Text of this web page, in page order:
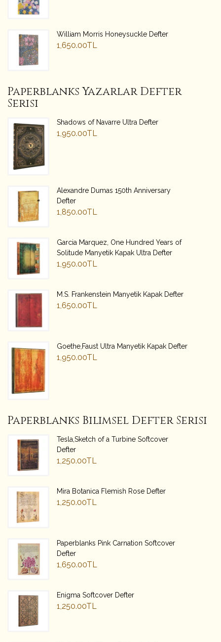
William Morris Honeysuckle Defter
1,650.00TL
Paperblanks Yazarlar Defter
Serisi
Shadows of Navarre Ultra Defter
1,950.00TL
Alexandre Dumas 150th Anniversary
Defter
1,850.00TL
Garcia Marquez, One Hundred Years of
Solitude Manyetik Kapak Ultra Defter
1,950.00TL
M.S. Frankenstein Manyetik Kapak Defter
1,650.00TL
Goethe,Faust Ultra Manyetik Kapak Defter
1,950.00TL
Paperblanks Bilimsel Defter Serisi
Tesla,Sketch of a Turbine Softcover
Defter
1,250.00TL
Mira Botanica Flemish Rose Defter
1,250.00TL
Paperblanks Pink Carnation Softcover
Defter
1,650.00TL
Enigma Softcover Defter
1,250.00TL